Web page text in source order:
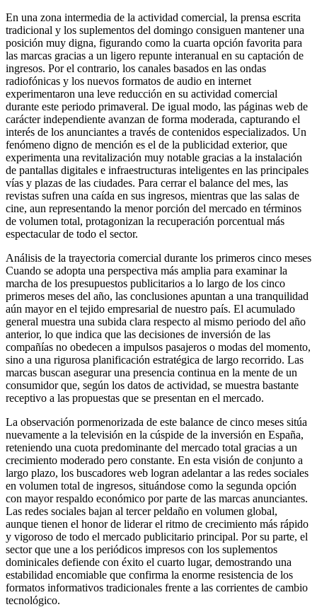
En una zona intermedia de la actividad comercial, la prensa escrita
tradicional y los suplementos del domingo consiguen mantener una
posición muy digna, figurando como la cuarta opción favorita para
las marcas gracias a un ligero repunte interanual en su captación de
ingresos. Por el contrario, los canales basados en las ondas
radiofónicas y los nuevos formatos de audio en internet
experimentaron una leve reducción en su actividad comercial
durante este periodo primaveral. De igual modo, las páginas web de
carácter independiente avanzan de forma moderada, capturando el
interés de los anunciantes a través de contenidos especializados. Un
fenómeno digno de mención es el de la publicidad exterior, que
experimenta una revitalización muy notable gracias a la instalación
de pantallas digitales e infraestructuras inteligentes en las principales
vías y plazas de las ciudades. Para cerrar el balance del mes, las
revistas sufren una caída en sus ingresos, mientras que las salas de
cine, aun representando la menor porción del mercado en términos
de volumen total, protagonizan la recuperación porcentual más
espectacular de todo el sector.
Análisis de la trayectoria comercial durante los primeros cinco meses
Cuando se adopta una perspectiva más amplia para examinar la
marcha de los presupuestos publicitarios a lo largo de los cinco
primeros meses del año, las conclusiones apuntan a una tranquilidad
aún mayor en el tejido empresarial de nuestro país. El acumulado
general muestra una subida clara respecto al mismo periodo del año
anterior, lo que indica que las decisiones de inversión de las
compañías no obedecen a impulsos pasajeros o modas del momento,
sino a una rigurosa planificación estratégica de largo recorrido. Las
marcas buscan asegurar una presencia continua en la mente de un
consumidor que, según los datos de actividad, se muestra bastante
receptivo a las propuestas que se presentan en el mercado.
La observación pormenorizada de este balance de cinco meses sitúa
nuevamente a la televisión en la cúspide de la inversión en España,
reteniendo una cuota predominante del mercado total gracias a un
crecimiento moderado pero constante. En esta visión de conjunto a
largo plazo, los buscadores web logran adelantar a las redes sociales
en volumen total de ingresos, situándose como la segunda opción
con mayor respaldo económico por parte de las marcas anunciantes.
Las redes sociales bajan al tercer peldaño en volumen global,
aunque tienen el honor de liderar el ritmo de crecimiento más rápido
y vigoroso de todo el mercado publicitario principal. Por su parte, el
sector que une a los periódicos impresos con los suplementos
dominicales defiende con éxito el cuarto lugar, demostrando una
estabilidad encomiable que confirma la enorme resistencia de los
formatos informativos tradicionales frente a las corrientes de cambio
tecnológico.